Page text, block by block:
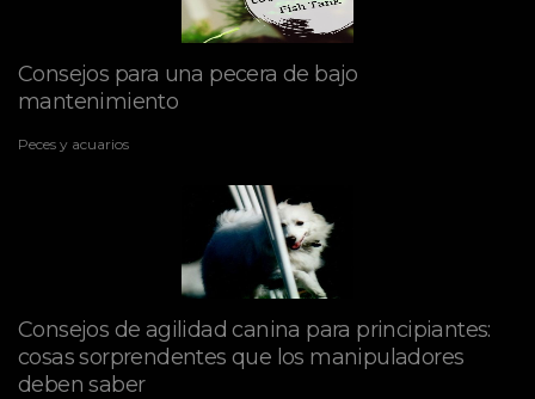
Consejos para una pecera de bajo
mantenimiento
Peces y acuarios
Consejos de agilidad canina para principiantes:
cosas sorprendentes que los manipuladores
deben saber